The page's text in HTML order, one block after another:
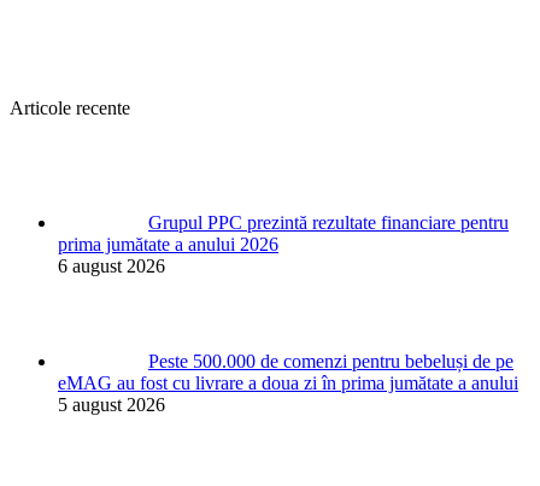
Articole recente
Grupul PPC prezintă rezultate financiare pentru
prima jumătate a anului 2026
6 august 2026
Peste 500.000 de comenzi pentru bebeluși de pe
eMAG au fost cu livrare a doua zi în prima jumătate a anului
5 august 2026